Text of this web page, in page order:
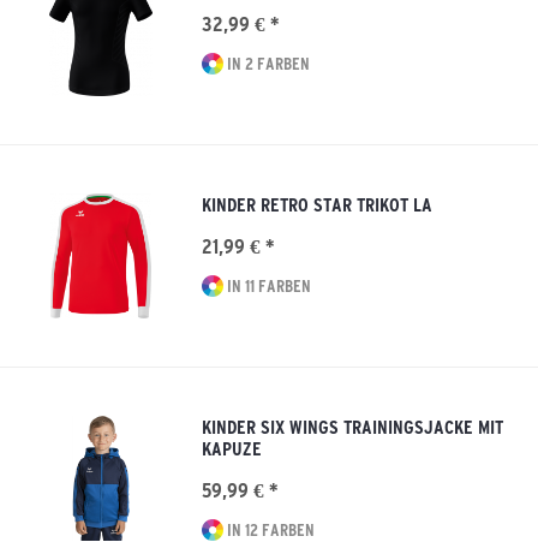
32,99 € *
IN 2 FARBEN
KINDER RETRO STAR TRIKOT LA
21,99 € *
IN 11 FARBEN
KINDER SIX WINGS TRAININGSJACKE MIT
KAPUZE
59,99 € *
IN 12 FARBEN